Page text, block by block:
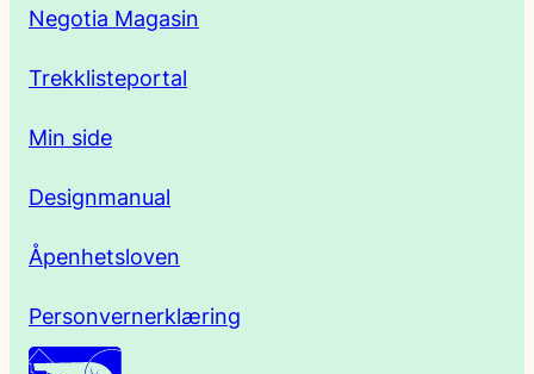
Negotia Magasin
Trekklisteportal
Min side
Designmanual
Åpenhetsloven
Personvernerklæring